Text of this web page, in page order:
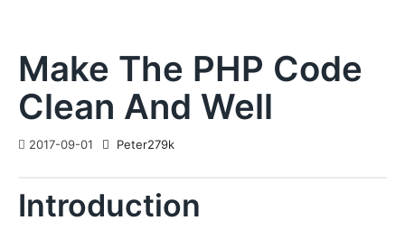
Make The PHP Code
Clean And Well
2017-09-01 Peter279k
Introduction